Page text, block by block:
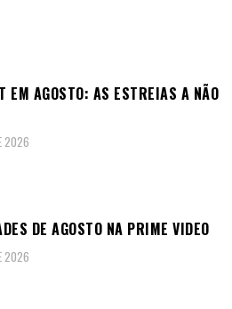
EM AGOSTO: AS ESTREIAS A NÃO
2026
DE AGOSTO NA PRIME VIDEO
2026